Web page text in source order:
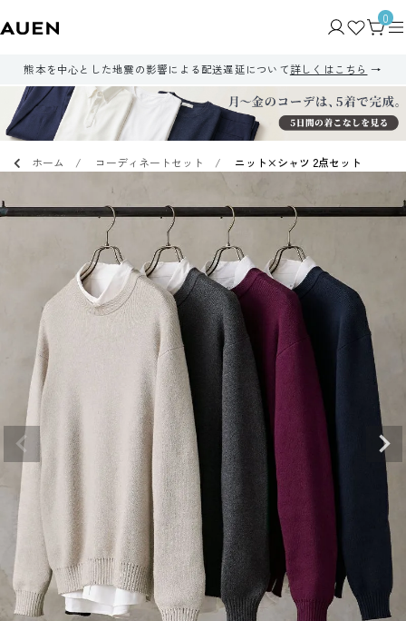
0
熊本を中心とした地震の影響による配送遅延について詳しくはこちら
ホーム コーディネートセット ニット×シャツ 2点セット